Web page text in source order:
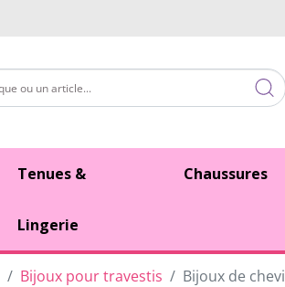
Tenues &
Lingerie
Chaussures
Bijoux pour travestis Bijoux de